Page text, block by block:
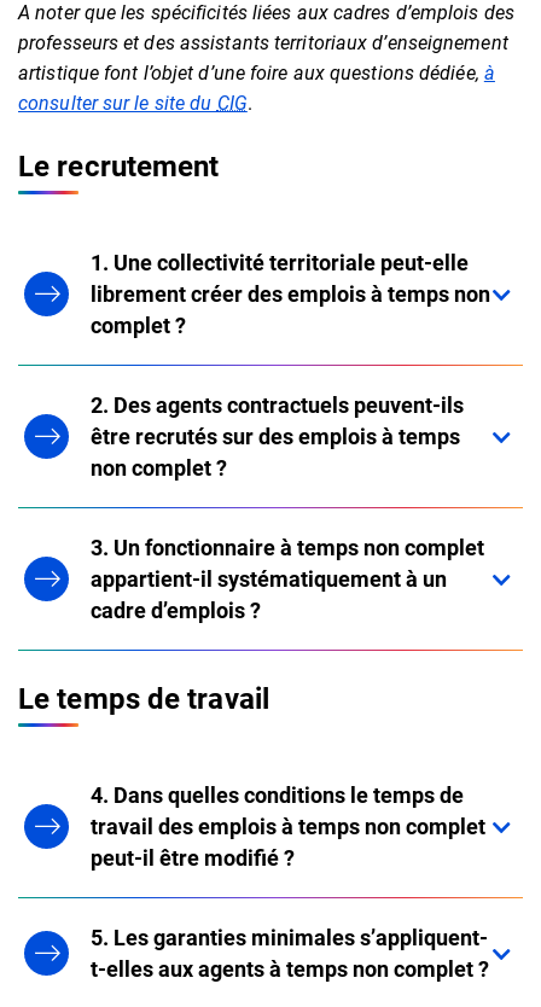
A noter que les spécificités liées aux cadres d’emplois des
professeurs et des assistants territoriaux d’enseignement
artistique font l’objet d’une foire aux questions dédiée, à
consulter sur le site du CIG.
Le recrutement
1. Une collectivité territoriale peut-elle
librement créer des emplois à temps non
complet ?
2. Des agents contractuels peuvent-ils
être recrutés sur des emplois à temps
non complet ?
3. Un fonctionnaire à temps non complet
appartient-il systématiquement à un
cadre d’emplois ?
Le temps de travail
4. Dans quelles conditions le temps de
travail des emplois à temps non complet
peut-il être modifié ?
5. Les garanties minimales s’appliquent-
t-elles aux agents à temps non complet ?